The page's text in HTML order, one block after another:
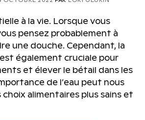
à la vie. Lorsque vous
pensez probablement à
une douche. Cependant, la
également cruciale pour
et élever le bétail dans les
de l’eau peut nous
alimentaires plus sains et